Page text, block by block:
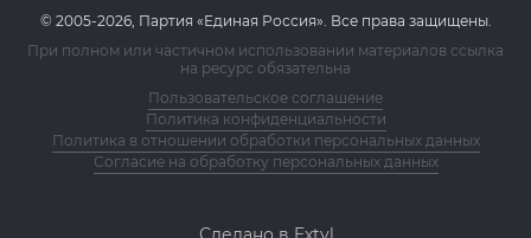
© 2005-2026, Партия «Единая Россия». Все права защищены.
При полном или частичном использовании материалов ссылка
на ресурс обязательна
Пользовательское соглашение
Политика конфиденциальности
Политика в отношении обработки персональных данных
Согласие на обработку персональных данных